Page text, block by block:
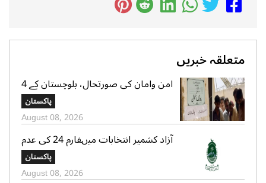
متعلقہ خبریں
امن وامان کی صورتحال، بلوچستان کے 4
بلدیاتی حلقوں میں آج ہونیوالی پولنگ
ملتوی
پاکستان
August 08, 2026
آزاد کشمیر انتخابات میںفارم 24 کی عدم
فراہمی کے دعوے بے بنیاد ہیں، الیکشن
کمیشن کی وضاحت
پاکستان
August 08, 2026